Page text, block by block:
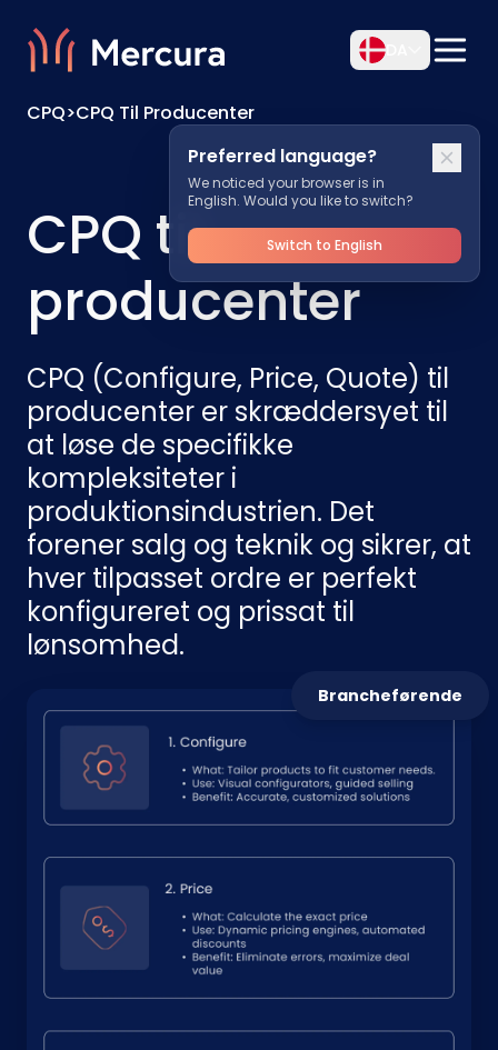
Preferred language?
We noticed your browser is in
English. Would you like to switch?
Switch to English
CPQ>CPQ Til Producenter
CPQ til
producenter
CPQ (Configure, Price, Quote) til
producenter er skræddersyet til
at løse de specifikke
kompleksiteter i
produktionsindustrien. Det
forener salg og teknik og sikrer, at
hver tilpasset ordre er perfekt
konfigureret og prissat til
lønsomhed.
Brancheførende